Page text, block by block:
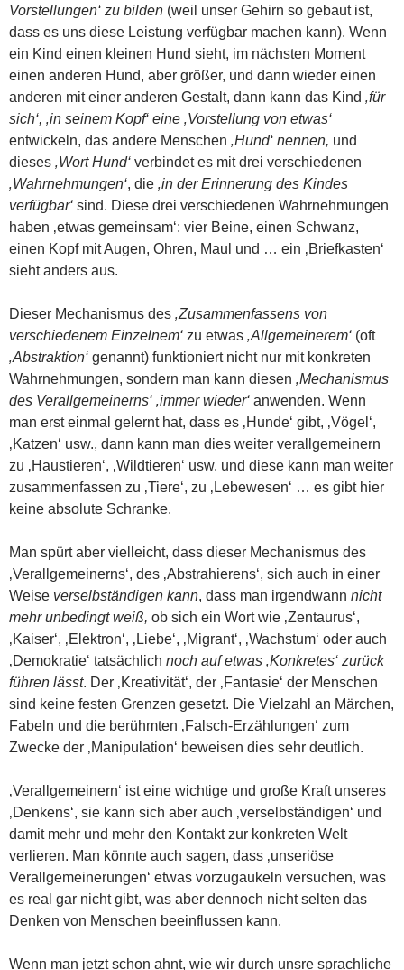
Vorstellungen‘ zu bilden (weil unser Gehirn so gebaut ist,
dass es uns diese Leistung verfügbar machen kann). Wenn
ein Kind einen kleinen Hund sieht, im nächsten Moment
einen anderen Hund, aber größer, und dann wieder einen
anderen mit einer anderen Gestalt, dann kann das Kind ‚für
sich‘, ‚in seinem Kopf‘ eine ‚Vorstellung von etwas‘
entwickeln, das andere Menschen ‚Hund‘ nennen, und
dieses ‚Wort Hund‘ verbindet es mit drei verschiedenen
‚Wahrnehmungen‘, die ‚in der Erinnerung des Kindes
verfügbar‘ sind. Diese drei verschiedenen Wahrnehmungen
haben ‚etwas gemeinsam‘: vier Beine, einen Schwanz,
einen Kopf mit Augen, Ohren, Maul und … ein ‚Briefkasten‘
sieht anders aus.
Dieser Mechanismus des ‚Zusammenfassens von
verschiedenem Einzelnem‘ zu etwas ‚Allgemeinerem‘ (oft
‚Abstraktion‘ genannt) funktioniert nicht nur mit konkreten
Wahrnehmungen, sondern man kann diesen ‚Mechanismus
des Verallgemeinerns‘ ‚immer wieder‘ anwenden. Wenn
man erst einmal gelernt hat, dass es ‚Hunde‘ gibt, ‚Vögel‘,
‚Katzen‘ usw., dann kann man dies weiter verallgemeinern
zu ‚Haustieren‘, ‚Wildtieren‘ usw. und diese kann man weiter
zusammenfassen zu ‚Tiere‘, zu ‚Lebewesen‘ … es gibt hier
keine absolute Schranke.
Man spürt aber vielleicht, dass dieser Mechanismus des
‚Verallgemeinerns‘, des ‚Abstrahierens‘, sich auch in einer
Weise verselbständigen kann, dass man irgendwann nicht
mehr unbedingt weiß, ob sich ein Wort wie ‚Zentaurus‘,
‚Kaiser‘, ‚Elektron‘, ‚Liebe‘, ‚Migrant‘, ‚Wachstum‘ oder auch
‚Demokratie‘ tatsächlich noch auf etwas ‚Konkretes‘ zurück
führen lässt. Der ‚Kreativität‘, der ‚Fantasie‘ der Menschen
sind keine festen Grenzen gesetzt. Die Vielzahl an Märchen,
Fabeln und die berühmten ‚Falsch-Erzählungen‘ zum
Zwecke der ‚Manipulation‘ beweisen dies sehr deutlich.
‚Verallgemeinern‘ ist eine wichtige und große Kraft unseres
‚Denkens‘, sie kann sich aber auch ‚verselbständigen‘ und
damit mehr und mehr den Kontakt zur konkreten Welt
verlieren. Man könnte auch sagen, dass ‚unseriöse
Verallgemeinerungen‘ etwas vorzugaukeln versuchen, was
es real gar nicht gibt, was aber dennoch nicht selten das
Denken von Menschen beeinflussen kann.
Wenn man jetzt schon ahnt, wie wir durch unsre sprachliche